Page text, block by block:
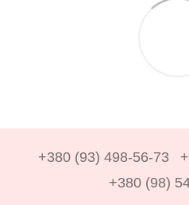
+380 (93) 498-56-73
+380 (98)